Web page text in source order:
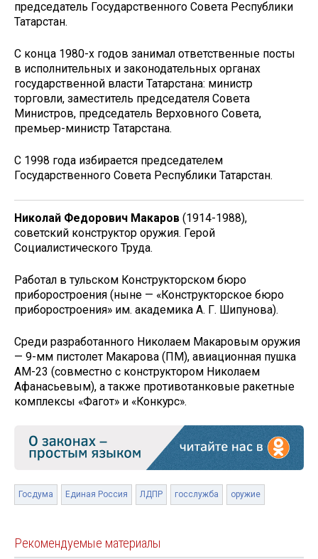
председатель Государственного Совета Республики
Татарстан.
С конца 1980-х годов занимал ответственные посты
в исполнительных и законодательных органах
государственной власти Татарстана: министр
торговли, заместитель председателя Совета
Министров, председатель Верховного Совета,
премьер-министр Татарстана.
С 1998 года избирается председателем
Государственного Совета Республики Татарстан.
Николай Федорович Макаров (1914-1988),
советский конструктор оружия. Герой
Социалистического Труда.
Работал в тульском Конструкторском бюро
приборостроения (ныне — «Конструкторское бюро
приборостроения» им. академика А. Г. Шипунова).
Среди разработанного Николаем Макаровым оружия
— 9-мм пистолет Макарова (ПМ), авиационная пушка
АМ-23 (совместно с конструктором Николаем
Афанасьевым), а также противотанковые ракетные
комплексы «Фагот» и «Конкурс».
Госдума Единая Россия ЛДПР госслужба оружие
Рекомендуемые материалы